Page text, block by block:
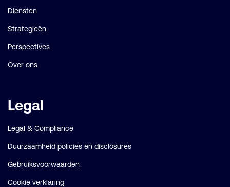
Diensten
Strategieën
Perspectives
Over ons
Legal
Legal & Compliance
Duurzaamheid policies en disclosures
Gebruiksvoorwaarden
Cookie verklaring